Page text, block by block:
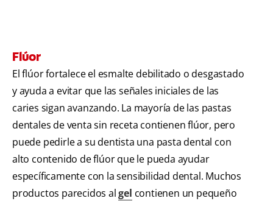
Flúor
El flúor fortalece el esmalte debilitado o desgastado
y ayuda a evitar que las señales iniciales de las
caries sigan avanzando. La mayoría de las pastas
dentales de venta sin receta contienen flúor, pero
puede pedirle a su dentista una pasta dental con
alto contenido de flúor que le pueda ayudar
específicamente con la sensibilidad dental. Muchos
productos parecidos algel contienen un pequeño